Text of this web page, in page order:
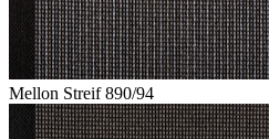
Mellon Streif 890/94